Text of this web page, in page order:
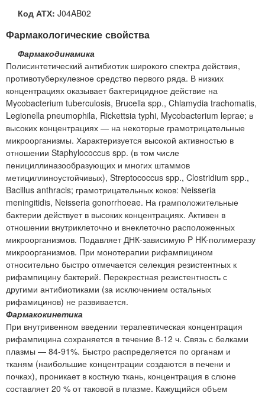
Код АТХ: J04AB02
Фармакологические свойства
Фармакодинамика
Полисинтетический антибиотик широкого спектра действия,
противотуберкулезное средство первого ряда. В низких
концентрациях оказывает бактерицидное действие на
Mycobacterium tuberculosis, Brucella spp., Chlamydia trachomatis,
Legionella pneumophila, Rickettsia typhi, Mycobacterium leprae; в
высоких концентрациях — на некоторые грамотрицательные
микроорганизмы. Характеризуется высокой активностью в
отношении Staphylococcus spp. (в том числе
пенициллиназообразующих и многих штаммов
метициллиноустойчивых), Streptococcus spp., Clostridium spp.,
Bacillus anthracis; грамотрицательных коков: Neisseria
meningitidis, Neisseria gonorrhoeae. На грамположительные
бактерии действует в высоких концентрациях. Активен в
отношении внутриклеточно и внеклеточно расположенных
микроорганизмов. Подавляет ДНК-зависимую P HK-полимеразу
микроорганизмов. При монотерапии рифампицином
относительно быстро отмечается селекция резистентных к
рифампицину бактерий. Перекрестная резистентность с
другими антибиотиками (за исключением остальных
рифамицинов) не развивается.
Фармакокинетика
При внутривенном введении терапевтическая концентрация
рифампицина сохраняется в течение 8-12 ч. Связь с белками
плазмы — 84-91%. Быстро распределяется по органам и
тканям (наибольшие концентрации создаются в печени и
почках), проникает в костную ткань, концентрация в слюне
составляет 20 % от таковой в плазме. Кажущийся объем